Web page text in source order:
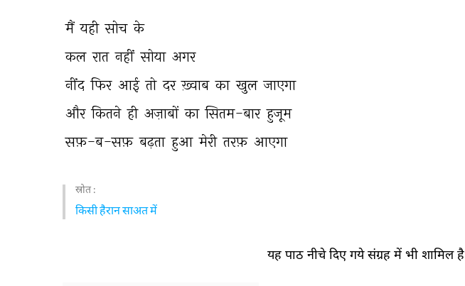
मैं यही सोच के
कल रात नहीं सोया अगर
नींद फिर आई तो दर ख़्वाब का खुल जाएगा
और कितने ही अज़ाबों का सितम-बार हुजूम
सफ़-ब-सफ़ बढ़ता हुआ मेरी तरफ़ आएगा
स्रोत :
किसी हैरान साअत में
यह पाठ नीचे दिए गये संग्रह में भी शामिल है